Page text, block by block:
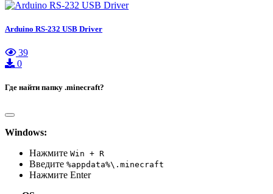
Arduino RS-232 USB Driver
39
0
Где найти папку .minecraft?
Windows:
Нажмите Win + R
Введите %appdata%\.minecraft
Нажмите Enter